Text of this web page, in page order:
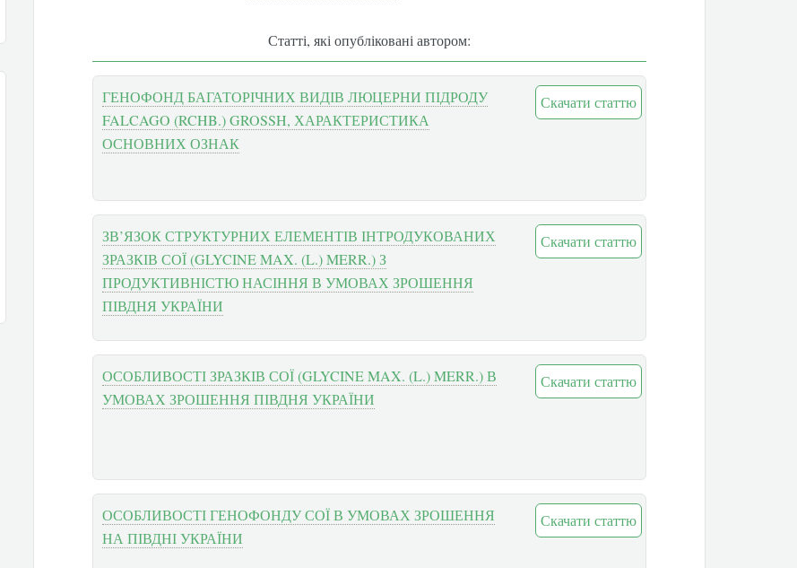
Статті, які опубліковані автором:
Скачати статтю
ГЕНОФОНД БАГАТОРІЧНИХ ВИДІВ ЛЮЦЕРНИ ПІДРОДУ
FALCAGO (RCHB.) GROSSH, ХАРАКТЕРИСТИКА
ОСНОВНИХ ОЗНАК
Скачати статтю
ЗВ’ЯЗОК СТРУКТУРНИХ ЕЛЕМЕНТІВ ІНТРОДУКОВАНИХ
ЗРАЗКІВ СОЇ (GLYCINE MAX. (L.) MERR.) З
ПРОДУКТИВНІСТЮ НАСІННЯ В УМОВАХ ЗРОШЕННЯ
ПІВДНЯ УКРАЇНИ
Скачати статтю
ОСОБЛИВОСТІ ЗРАЗКІВ СОЇ (GLYCINE MAX. (L.) MERR.) В
УМОВАХ ЗРОШЕННЯ ПІВДНЯ УКРАЇНИ
Скачати статтю
ОСОБЛИВОСТІ ГЕНОФОНДУ СОЇ В УМОВАХ ЗРОШЕННЯ
НА ПІВДНІ УКРАЇНИ